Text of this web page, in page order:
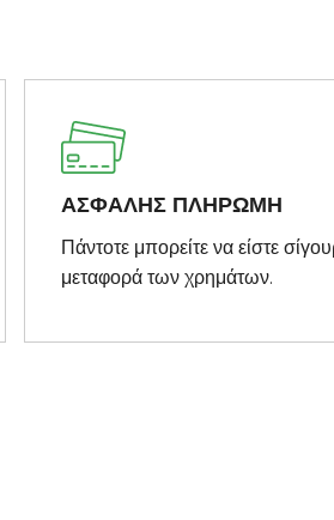
ΑΣΦΑΛΗΣ ΠΛΗΡΩΜΗ
Πάντοτε μπορείτε να είστε
μεταφορά των χρημάτων.